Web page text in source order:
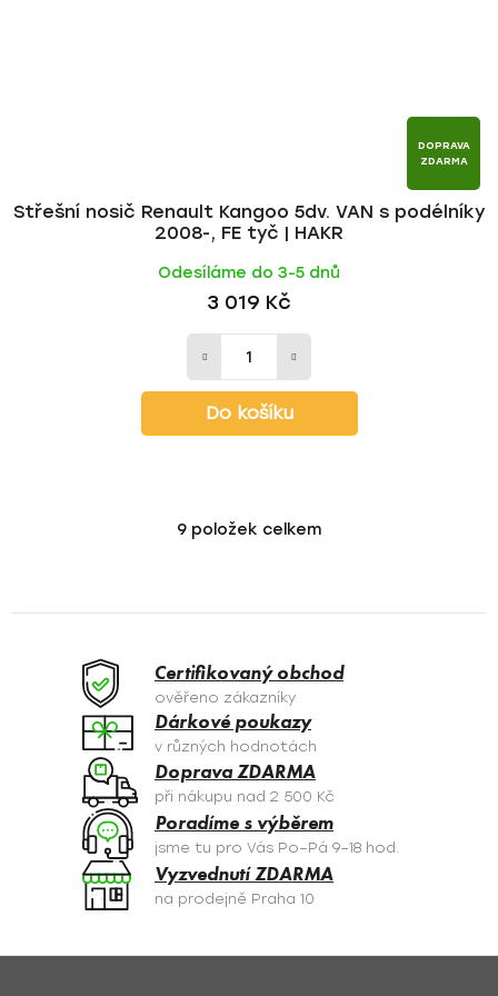
DOPRAVA
ZDARMA
Střešní nosič Renault Kangoo 5dv. VAN s podélníky
2008-, FE tyč | HAKR
Odesíláme do 3-5 dnů
3 019 Kč
Do košíku
O
á
c
í
p
r
v
k
y
v
ý
p
s
9 položek celkem
Certifikovaný obchod
ověřeno zákazníky
Dárkové poukazy
v různých hodnotách
Doprava ZDARMA
při nákupu nad 2 500 Kč
Poradíme s výběrem
jsme tu pro Vás Po–Pá 9–18 hod.
Vyzvednutí ZDARMA
na prodejně Praha 10